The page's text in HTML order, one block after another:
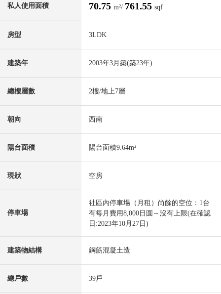
私人使用面積 70.75 m²/ 761.55 sqf
房型 3LDK
建築年 2003年3月築(築23年)
總樓層數 2樓/地上7層
朝向 西南
陽台面積 陽台面積9.64m²
現狀 空房
停車場
社區內停車場（月租）尚餘的空位：1台
有每月費用8,000日圆～沒有上限(在確認
日:2023年10月27日)
建築物結構 鋼筋混凝土造
總戶數 39戶